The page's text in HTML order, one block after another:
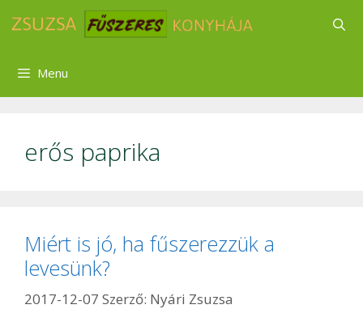
Menu
erős paprika
Miért is jó, ha fűszerezzük a
levesünk?
2017-12-07 Szerző: Nyári Zsuzsa